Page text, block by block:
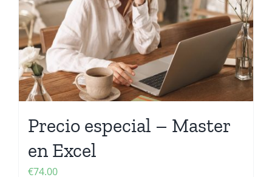
Precio especial – Master
en Excel
€74.00